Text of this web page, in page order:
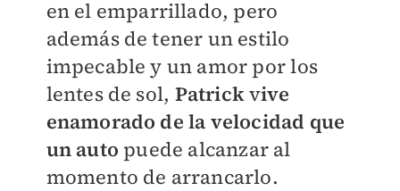
en el emparrillado, pero
además de tener un estilo
impecable y un amor por los
lentes de sol, Patrickvive
enamorado de la velocidad que
un auto puede alcanzar al
momento de arrancarlo.